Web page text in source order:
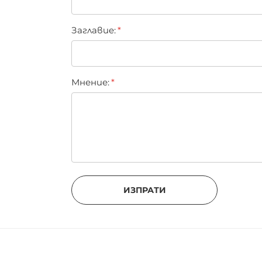
CONTENIR: CI 77891 (TITANIUM DIOXIDE), CI
OXIDES) , CI 19140 (YELLOW 5).]
Заглавиe:
Мнение:
ИЗПРАТИ